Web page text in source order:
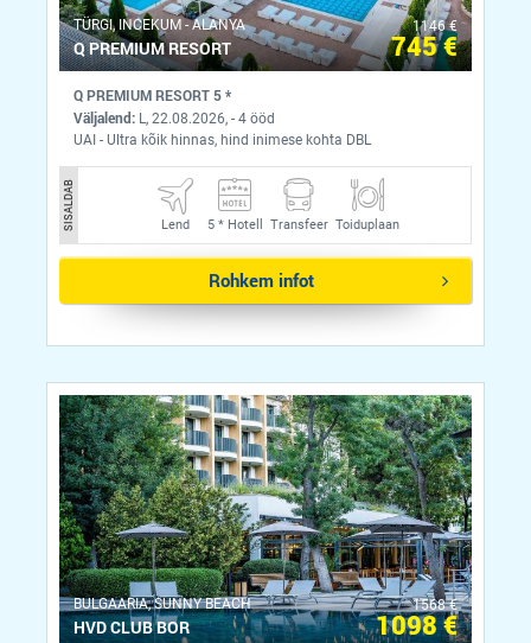
ТÜRGI, INCEKUM - ALANYA
Q PREMIUM RESORT
1146 €
745 €
Q PREMIUM RESORT 5 *
Väljalend: L, 22.08.2026, - 4 ööd
UAI - Ultra kõik hinnas, hind inimese kohta DBL
SISALDAB Lend 5 *Hotell Transfeer Toiduplaan
Rohkem infot
BULGAARIA, SUNNY BEACH
HVD CLUB BOR
1568 €
1098 €